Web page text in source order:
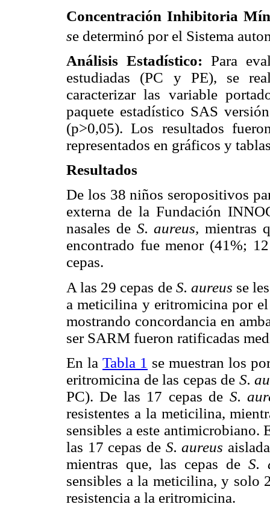
Concentración Inhibitoria
se determinó por el Sistema
Análisis Estadístico: Para
estudiadas (PC y PE), se
caracterizar las variable
paquete estadístico SAS
(p>0,05). Los resultados
representados en gráficos y
Resultados
De los 38 niños seropositivos
externa de la Fundación
nasales de S. aureus, mientras
encontrado fue menor (41%;
cepas.
A las 29 cepas de S. aureus se
a meticilina y eritromicina por
mostrando concordancia en
ser SARM fueron ratificadas
En la Tabla 1 se muestran los
eritromicina de las cepas de S.
PC). De las 17 cepas de S.
resistentes a la meticilina,
sensibles a este antimicrobiano.
las 17 cepas de S. aureus
mientras que, las cepas de S.
sensibles a la meticilina, y solo
resistencia a la eritromicina.